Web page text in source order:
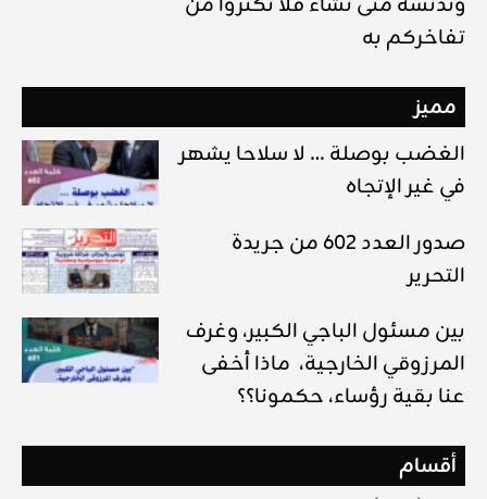
تفاخركم به
مميز
الغضب بوصلة … لا سلاحا يشهر
في غير الإتجاه
صدور العدد 602 من جريدة
التحرير
بين مسئول الباجي الكبير، وغرف
المرزوقي الخارجية، ماذا أخفى
عنا بقية رؤساء، حكمونا؟؟
أقسام